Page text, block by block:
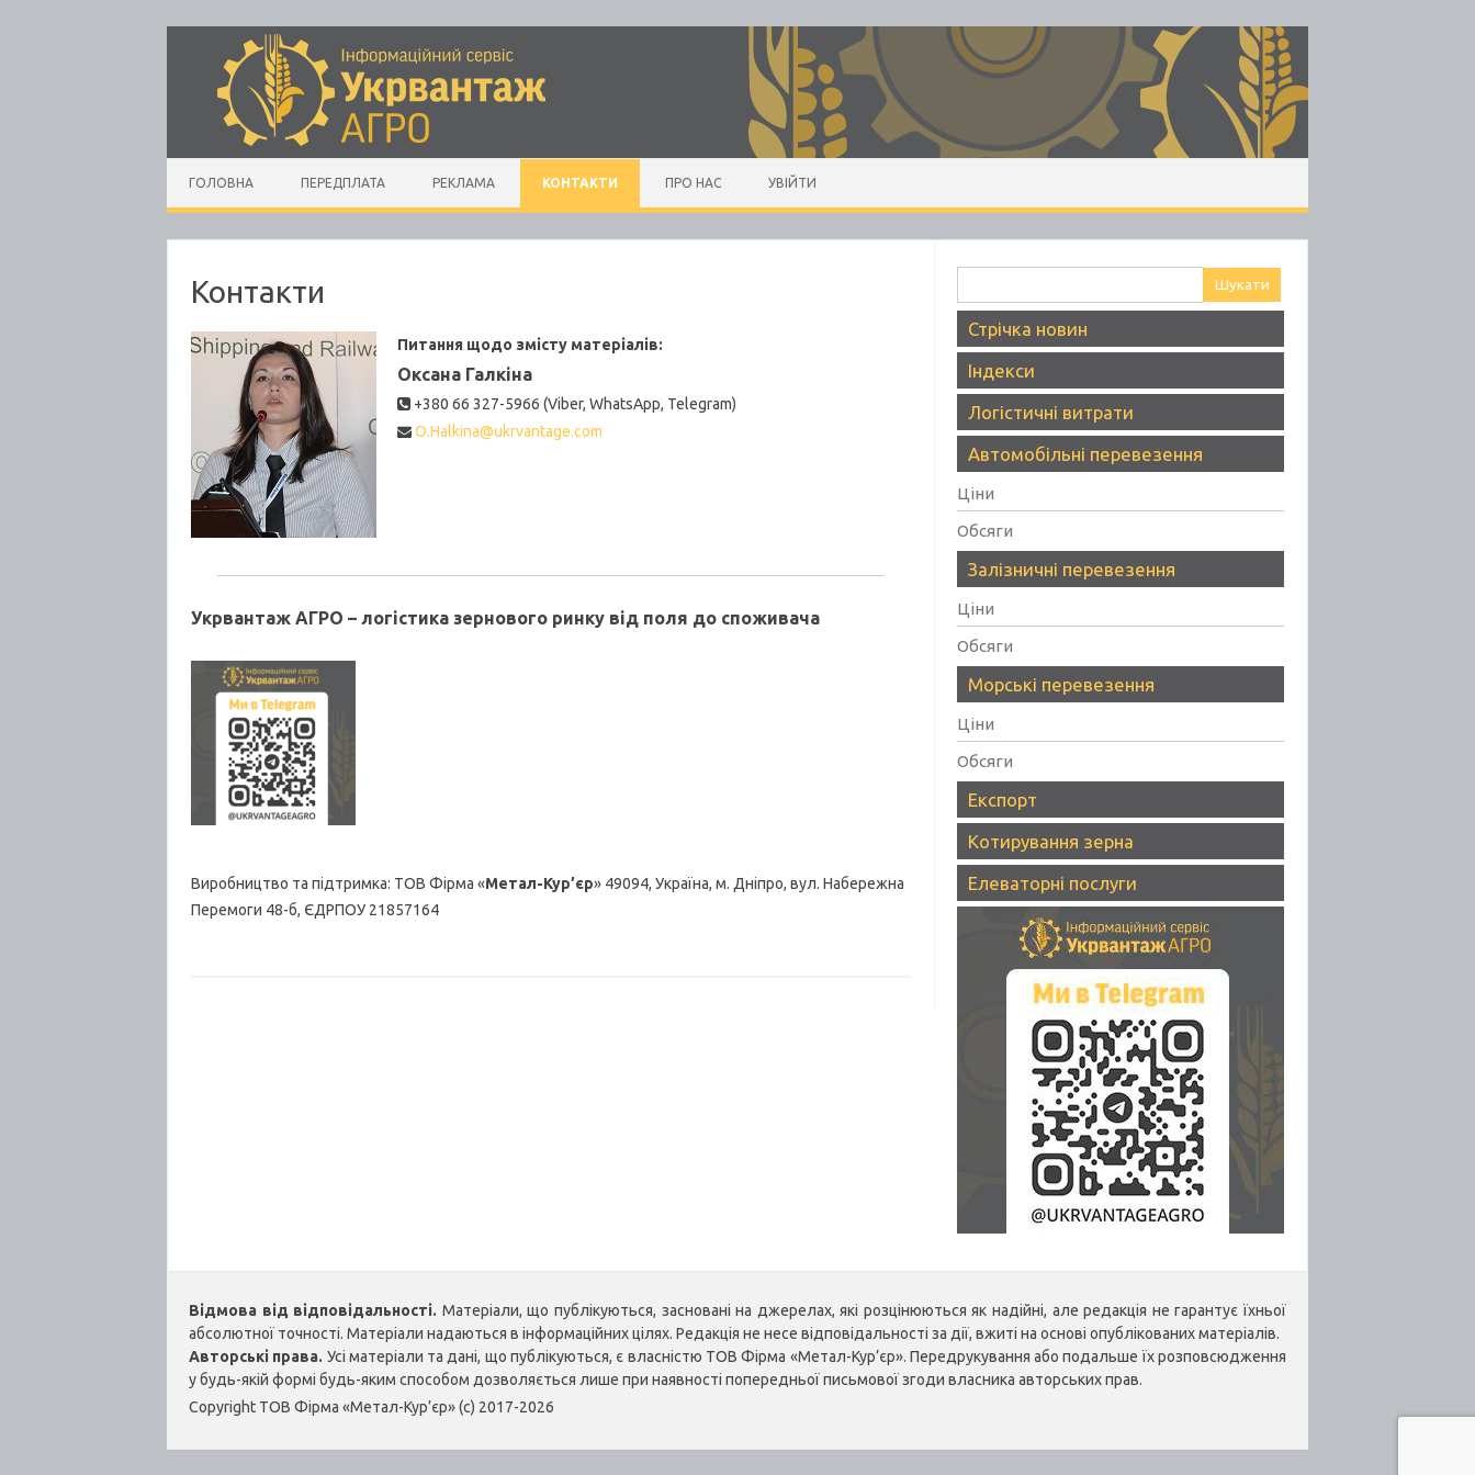
Skip to content
ГОЛОВНА ПЕРЕДПЛАТА РЕКЛАМА КОНТАКТИ ПРО НАС УВІЙТИ
Контакти
Питання щодо змісту матеріалів:
Оксана Галкіна
+380 66 327-5966 (Viber, WhatsApp, Telegram)
O.Halkina@ukrvantage.com
Укрвантаж АГРО – логістика зернового ринку від поля до споживача
Виробництво та підтримка: ТОВ Фірма «Метал-Кур’єр» 49094, Україна, м. Дніпро, вул. Набережна
Перемоги 48-б, ЄДРПОУ 21857164
Стрічка новин
Індекси
Логістичні витрати
Автомобільні перевезення
Ціни
Обсяги
Залізничні перевезення
Ціни
Обсяги
Морські перевезення
Ціни
Обсяги
Експорт
Котирування зерна
Елеваторні послуги
Відмова від відповідальності. Матеріали, що публікуються, засновані на джерелах, які розцінюються як надійні, але редакція не гарантує їхньої
абсолютної точності. Матеріали надаються в інформаційних цілях. Редакція не несе відповідальності за дії, вжиті на основі опублікованих матеріалів.
Авторські права. Усі матеріали та дані, що публікуються, є власністю ТОВ Фірма «Метал-Кур’єр». Передрукування або подальше їх розповсюдження
у будь-якій формі будь-яким способом дозволяється лише при наявності попередньої письмової згоди власника авторських прав.
Copyright ТОВ Фірма «Метал-Кур’єр» (c) 2017-2026